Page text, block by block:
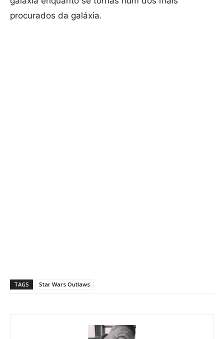
procurados da galáxia.
TAGS Star Wars Outlaws